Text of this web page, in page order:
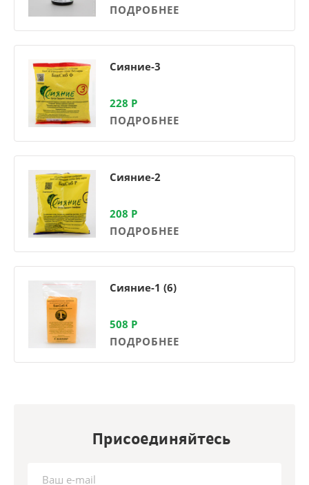
ПОДРОБНЕЕ
Сияние-3
228 Р
ПОДРОБНЕЕ
Сияние-2
208 Р
ПОДРОБНЕЕ
Сияние-1 (6)
508 Р
ПОДРОБНЕЕ
Присоединяйтесь